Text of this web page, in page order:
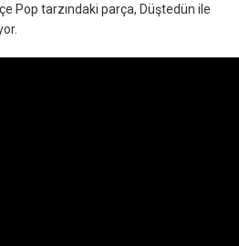
Pop tarzındaki parça, Düştedün ile